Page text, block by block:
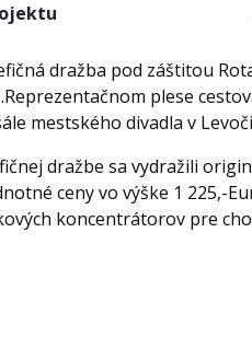
dražba pod záštitou
plese
mestského divadla v Levoči
dražbe sa vydražili
ceny vo výške 1 225,-
koncentrátorov pre